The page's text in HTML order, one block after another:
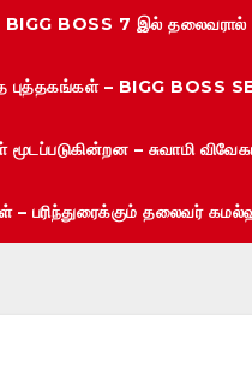
BOSS 7 இல் தலைவரால்
– BIGG BOSS
– சுவாமி
– பரிந்துரைக்கும் தலைவர்